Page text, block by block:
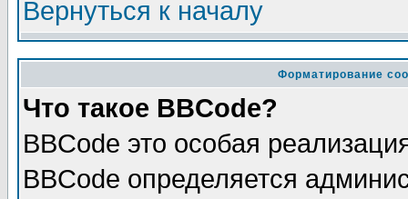
Вернуться к началу
Форматирование
Что такое BBCode?
BBCode это особая
BBCode определяется